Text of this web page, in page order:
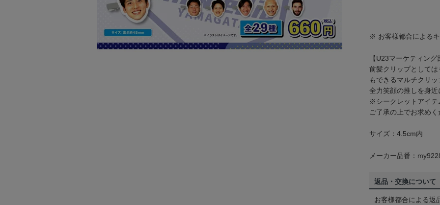
※ お客様都合による
【U23マーケティン
前髪クリップとして
もできるマルチクリッ
全力笑顔の推しを身
※シークレットアイテ
ご了承の上でお求め
サイズ：4.5cm内
メーカー品番：
返品・交換について
お客様都合による返